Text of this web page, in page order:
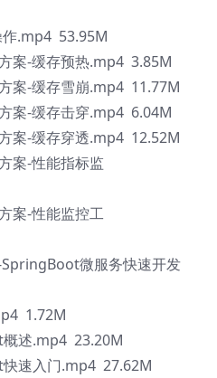
.mp4 53.95M
-缓存预热.mp4 3.85M
-缓存雪崩.mp4 11.77M
-缓存击穿.mp4 6.04M
-缓存穿透.mp4 12.52M
-性能指标监
-性能监控工
微服务快速开发
1.72M
述.mp4 23.20M
入门.mp4 27.62M